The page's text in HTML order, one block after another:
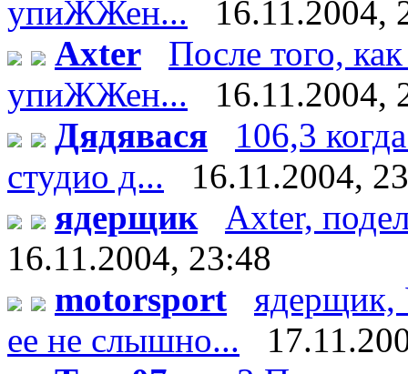
упиЖЖен...
16.11.2004,
Axter
После того,
упиЖЖен...
16.11.2004,
Дядявася
106,3
студио д...
16.11.2004,
ядерщик
Axter,
16.11.2004, 23:48
motorsport
ядерщик,
ее не слышно...